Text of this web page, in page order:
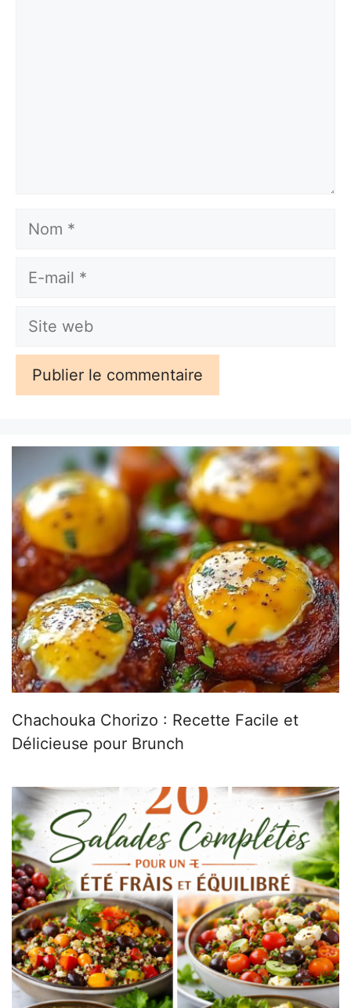
Nom
E-
Site
Chachouka Chorizo : Recette Facile et
Délicieuse pour Brunch